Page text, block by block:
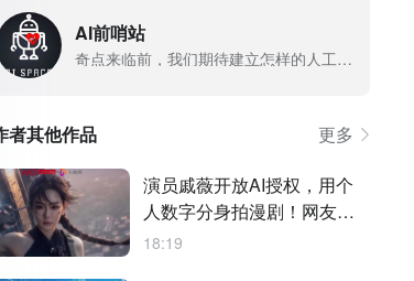
AI前哨站
奇点来临前，我们期待建立怎样的人工智能伦理和规则？欢迎来AI前哨站讨论！
者其他作品
更多
演员戚薇开放AI授权，用个
人数字分身拍漫剧！网友看
法不一
18:19